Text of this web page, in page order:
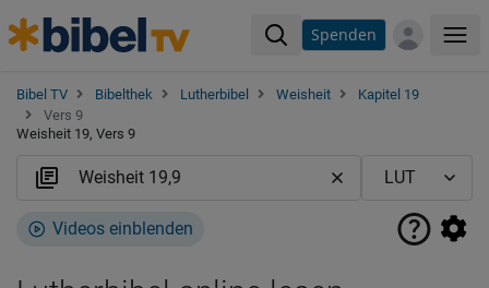
Spenden
Bibel TV Bibelthek Lutherbibel Weisheit
Kapitel 19
Vers 9
Weisheit 19, Vers 9
Videos einblenden